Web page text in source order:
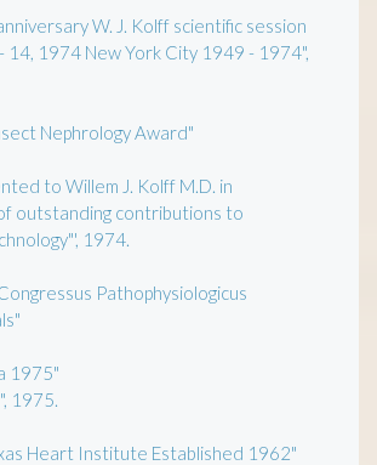
W. J. Kolff scientific session
14, 1974 New York City 1949 - 1974",
Nephrology Award"
to Willem J. Kolff M.D. in
outstanding contributions to
1974.
Pathophysiologicus
1975"
1975.
Heart Institute Established 1962"